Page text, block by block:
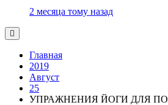
2 месяца тому назад
Главная
2019
Август
25
УПРАЖНЕНИЯ ЙОГИ ДЛЯ